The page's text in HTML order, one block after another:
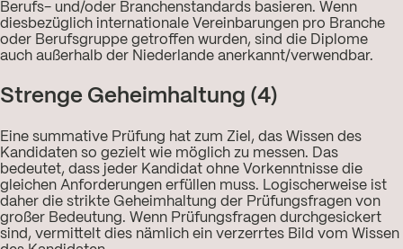
Berufs- und/oder Branchenstandards basieren. Wenn
diesbezüglich internationale Vereinbarungen pro Branche
oder Berufsgruppe getroffen wurden, sind die Diplome
auch außerhalb der Niederlande anerkannt/verwendbar.
Strenge Geheimhaltung (4)
Eine summative Prüfung hat zum Ziel, das Wissen des
Kandidaten so gezielt wie möglich zu messen. Das
bedeutet, dass jeder Kandidat ohne Vorkenntnisse die
gleichen Anforderungen erfüllen muss. Logischerweise ist
daher die strikte Geheimhaltung der Prüfungsfragen von
großer Bedeutung. Wenn Prüfungsfragen durchgesickert
sind, vermittelt dies nämlich ein verzerrtes Bild vom Wissen